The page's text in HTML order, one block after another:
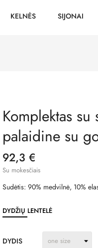
KELNĖS SIJONAI
Komplektas
palaidine su
92,3 €
Su mokesčiais
Sudėtis: 90% medvilnė, 10%
DYDŽIŲ LENTELĖ
DYDIS